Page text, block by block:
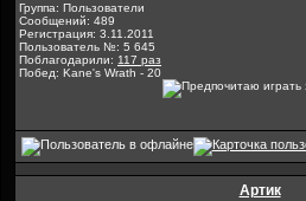
Группа: Пользователи
Сообщений: 489
Регистрация: 3.11.2011
Пользователь №: 5 645
Поблагодарили: 117 раз
Побед: Kane's Wrath - 20
Артик